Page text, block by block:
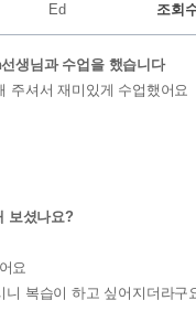
Ed 조회
생님과 수업을 했습니다
주셔서 재미있게 수업했어요
보셨나요?
요
복습이 하고 싶어지더라구